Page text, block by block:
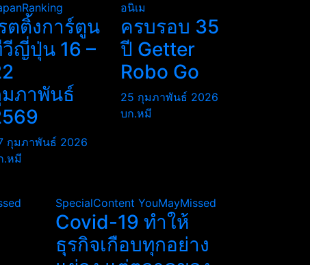
ตติ้งการ์ตูน
ญี่ปุ่น 16 –
ภาพันธ์
กุมภาพันธ์ 2026
.หมี
อนิเม
ครบรอบ 35
ปี Getter
Robo Go
25 กุมภาพันธ์ 2026
บก.หมี
SpecialContent YouMayMissed
Covid-19 ทำให้
ธุรกิจเกือบทุกอย่าง